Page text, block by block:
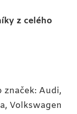
z celého
značek: Audi,
Volkswagen